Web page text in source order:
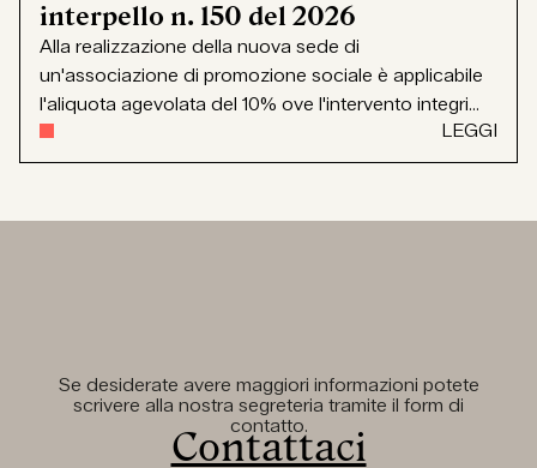
interpello n. 150 del 2026
Alla realizzazione della nuova sede di
un'associazione di promozione sociale è applicabile
l'aliquota agevolata del 10% ove l'intervento integri...
LEGGI
Se desiderate avere maggiori informazioni potete
scrivere alla nostra segreteria tramite il form di
contatto.
Contattaci